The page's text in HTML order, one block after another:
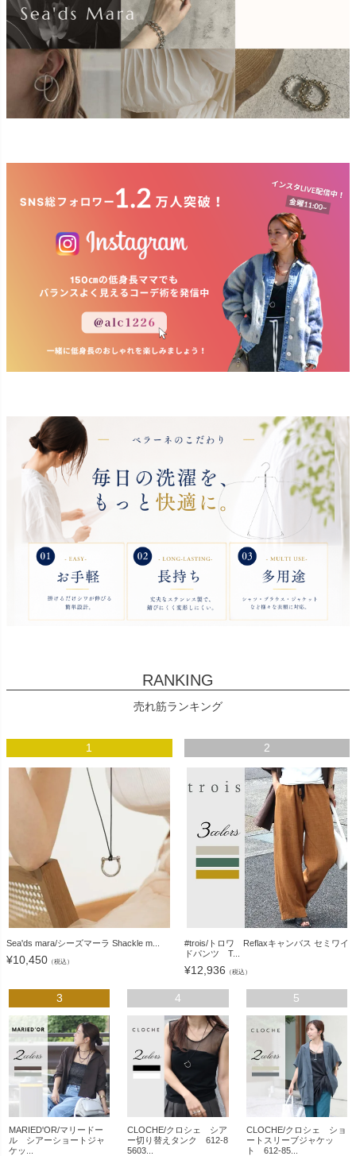
RANKING
売れ筋ランキング
1
Sea'ds mara/シーズマーラ Shackle m...
¥10,450 （税込）
2
#trois/トロワ Reflaxキャンバス セミワイ
ドパンツ T...
¥12,936 （税込）
3
MARIED'OR/マリードー
ル シアーショートジャ
ケッ...
4
CLOCHE/クロシェ シア
ー切り替えタンク 612-8
5603...
5
CLOCHE/クロシェ ショ
ートスリーブジャケッ
ト 612-85...